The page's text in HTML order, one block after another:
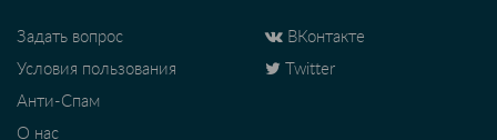
Задать вопрос
Условия пользования
Анти-Спам
О нас
ВКонтакте
Twitter